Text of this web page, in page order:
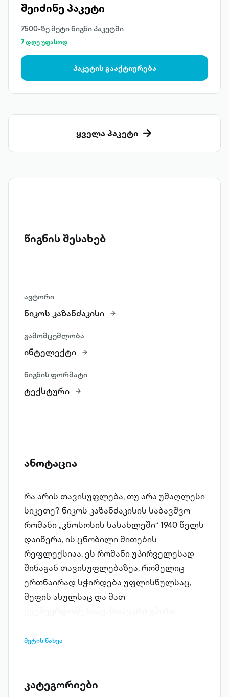
შეიძინე პაკეტი
7500-ზე მეტი წიგნი პაკეტში
7 დღე უფასოდ
პაკეტის გააქტიურება
ყველა პაკეტი
წიგნის შესახებ
ავტორი
ნიკოს კაზანძაკისი
გამომცემლობა
ინტელექტი
წიგნის ფორმატი
ტექსტური
ანოტაცია
რა არის თავისუფლება, თუ არა უმაღლესი
სიკეთე? ნიკოს კაზანძაკისის საბავშვო
რომანი „კნოსოსის სასახლეში“ 1940 წელს
დაიწერა, ის ცნობილი მითების
რეფლექსიაა. ეს რომანი უპირველესად
შინაგან თავისუფლებაზეა, რომელიც
ერთნაირად სჭირდება უფლისწულსაც,
მეფის ასულსაც და მათ
საკუთარი თავისა და დანიშნულების
სასახლის შთამბეჭდავ სურათებს, თუმცა
მეტის ნახვა
კატეგორიები